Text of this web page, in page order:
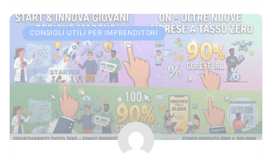
CONSIGLI UTILI PER IMPRENDITORI